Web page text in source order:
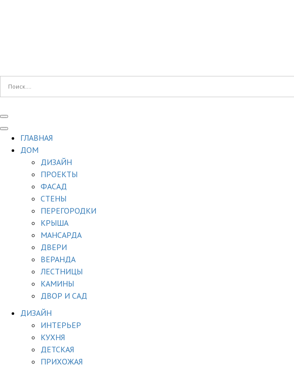
ГЛАВНАЯ
ДОМ
ДИЗАЙН
ПРОЕКТЫ
ФАСАД
СТЕНЫ
ПЕРЕГОРОДКИ
КРЫША
МАНСАРДА
ДВЕРИ
ВЕРАНДА
ЛЕСТНИЦЫ
КАМИНЫ
ДВОР И САД
ДИЗАЙН
ИНТЕРЬЕР
КУХНЯ
ДЕТСКАЯ
ПРИХОЖАЯ